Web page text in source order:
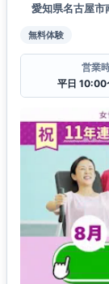
愛知県名古屋市
無料体験
営業
平日